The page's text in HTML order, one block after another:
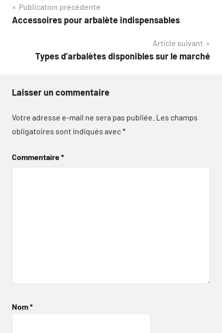
Navigation
de
Publication précédente
Accessoires pour arbalète indispensables
Article suivant
Types d’arbalètes disponibles sur le marché
Laisser un commentaire
Votre adresse e-mail ne sera pas publiée. Les champs
obligatoires sont indiqués avec*
Commentaire*
Nom*